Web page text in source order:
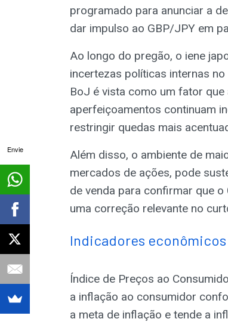
programado para anunciar a
dar impulso ao GBP/JPY em
Ao longo do pregão, o iene
incertezas políticas internas
BoJ é vista como um fator
aperfeiçoamentos continuam
restringir quedas mais
Além disso, o ambiente de
mercados de ações, pode
de venda para confirmar que
uma correção relevante no
Indicadores econômicos
Índice de Preços ao
a inflação ao consumidor
a meta de inflação e tende a
Envie